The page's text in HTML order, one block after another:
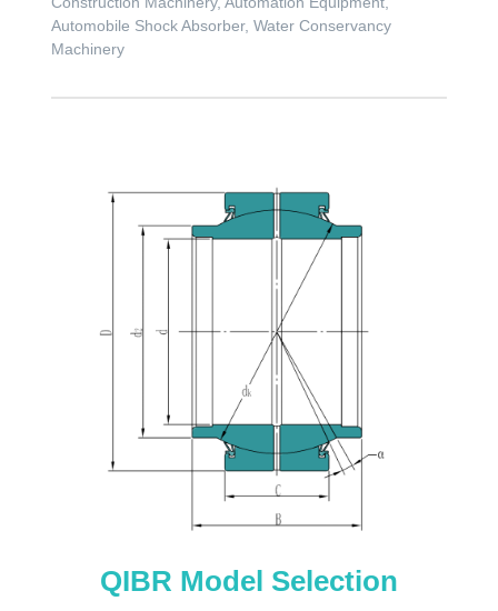
Automobile Shock Absorber, Water Conservancy
Machinery
QIBR Model Selection